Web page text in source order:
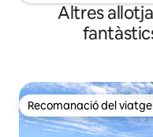
Altres
Recomanació del
Recomanació del